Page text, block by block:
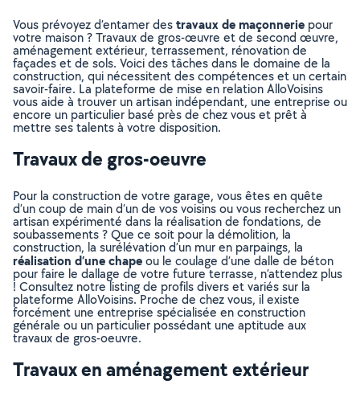
Vous prévoyez d’entamer destravaux de maçonnerie pour
votre maison ? Travaux de gros-œuvre et de second œuvre,
aménagement extérieur, terrassement, rénovation de
façades et de sols. Voici des tâches dans le domaine de la
construction, qui nécessitent des compétences et un certain
savoir-faire. La plateforme de mise en relation AlloVoisins
vous aide à trouver un artisan indépendant, une entreprise ou
encore un particulier basé près de chez vous et prêt à
mettre ses talents à votre disposition.
Travaux de gros-oeuvre
Pour la construction de votre garage, vous êtes en quête
d’un coup de main d’un de vos voisins ou vous recherchez un
artisan expérimenté dans la réalisation de fondations, de
soubassements ? Que ce soit pour la démolition, la
construction, la surélévation d’un mur en parpaings, la
réalisation d’une chapeou le coulage d’une dalle de béton
pour faire le dallage de votre future terrasse, n’attendez plus
! Consultez notre listing de profils divers et variés sur la
plateforme AlloVoisins. Proche de chez vous, il existe
forcément une entreprise spécialisée en construction
générale ou un particulier possédant une aptitude aux
travaux de gros-oeuvre.
Travaux en aménagement extérieur